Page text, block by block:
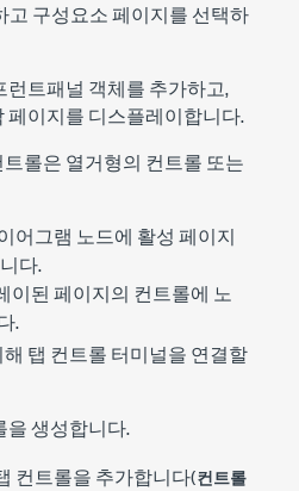
구성요소 페이지를 선택하
런트패널 객체를 추가하고,
페이지를 디스플레이합니다.
롤은 열거형의 컨트롤 또는
어그램 노드에 활성 페이지
다.
이된 페이지의 컨트롤에 노
.
탭 컨트롤 터미널을 연결할
을 생성합니다.
컨트롤을 추가합니다(컨트롤